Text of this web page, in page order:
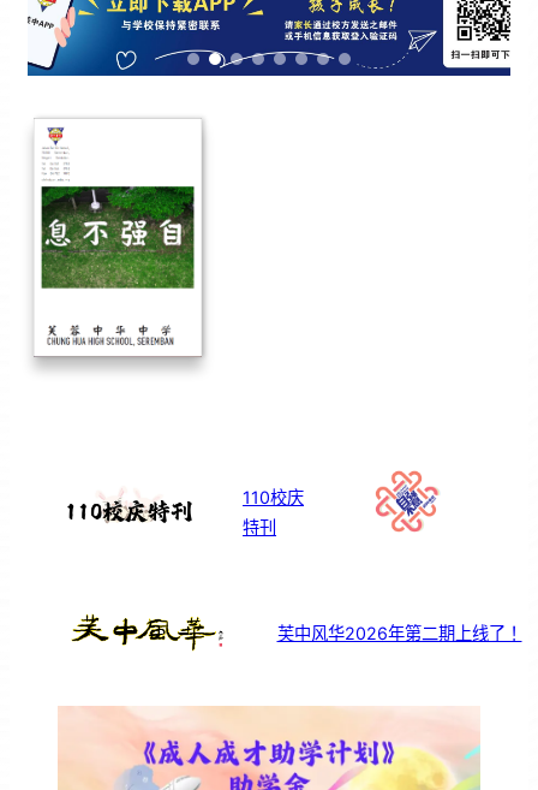
110校庆
特刊
芙中风华2026年第二期上线了！